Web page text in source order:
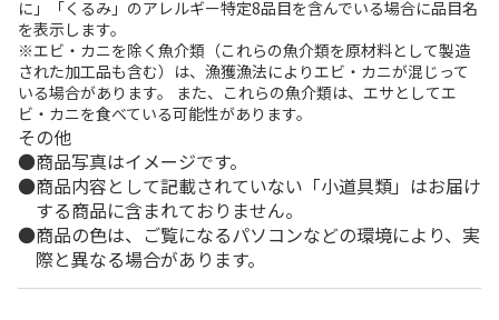
に」「くるみ」のアレルギー特定8品目を含んでいる場合に品目名
を表示します。
※エビ・カニを除く魚介類（これらの魚介類を原材料として製造
された加工品も含む）は、漁獲漁法によりエビ・カニが混じって
いる場合があります。 また、これらの魚介類は、エサとしてエ
ビ・カニを食べている可能性があります。
その他
商品写真はイメージです。
商品内容として記載されていない「小道具類」はお届け
する商品に含まれておりません。
商品の色は、ご覧になるパソコンなどの環境により、実
際と異なる場合があります。